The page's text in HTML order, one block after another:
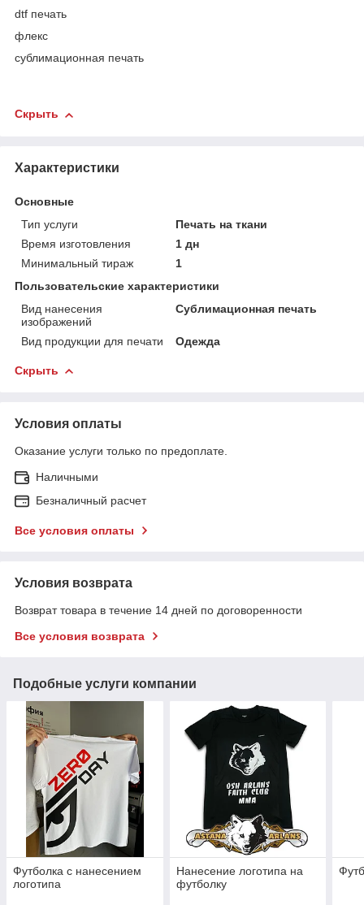
dtf печать
флекс
сублимационная печать
Скрыть
Характеристики
Основные
Тип услуги
Печать на ткани
Время изготовления
1 дн
Минимальный тираж
1
Пользовательские характеристики
Вид нанесения
изображений
Сублимационная печать
Вид продукции для печати Одежда
Скрыть
Условия оплаты
Оказание услуги только по предоплате.
Наличными
Безналичный расчет
Все условия оплаты
Условия возврата
Возврат товара в течение 14 дней по договоренности
Все условия возврата
Подобные услуги компании
Футболка с нанесением
логотипа
Нанесение логотипа на
футболку